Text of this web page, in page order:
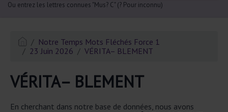
Ou entrez les lettres connues "Mus? C" (? Pour inconnu)
Notre Temps Mots Fléchés Force 1
23 Juin 2026
VÉRITA– BLEMENT
VÉRITA– BLEMENT
En cherchant dans notre base de données, nous avons